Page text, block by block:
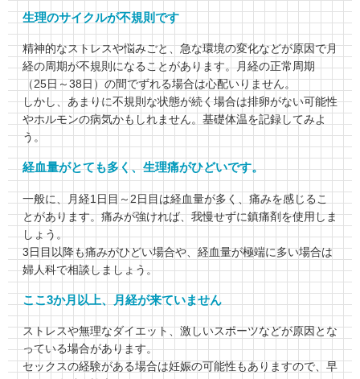
生理のサイクルが不規則です
精神的なストレスや悩みごと、急な環境の変化などが原因で月
経の周期が不規則になることがあります。月経の正常周期
（25日～38日）の間でずれる場合は心配いりません。
しかし、あまりに不規則な状態が続く場合は排卵がない可能性
やホルモンの病気かもしれません。基礎体温を記録してみよ
う。
経血量がとても多く、生理痛がひどいです。
一般に、月経1日目～2日目は経血量が多く、痛みを感じるこ
とがあります。痛みが強ければ、我慢せずに鎮痛剤を使用しま
しょう。
3日目以降も痛みがひどい場合や、経血量が極端に多い場合は
婦人科で相談しましょう。
ここ3か月以上、月経が来ていません
ストレスや無理なダイエット、激しいスポーツなどが原因とな
っている場合があります。
セックスの経験がある場合は妊娠の可能性もありますので、早